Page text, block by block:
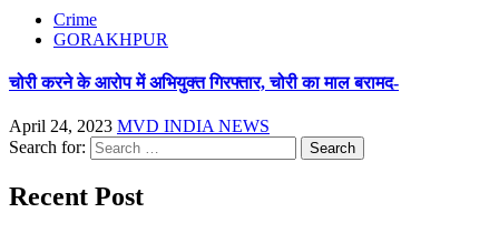
Crime
GORAKHPUR
चोरी करने के आरोप में अभियुक्त गिरफ्तार, चोरी का माल बरामद-
April 24, 2023 MVD INDIA NEWS
Search for:
Recent Post